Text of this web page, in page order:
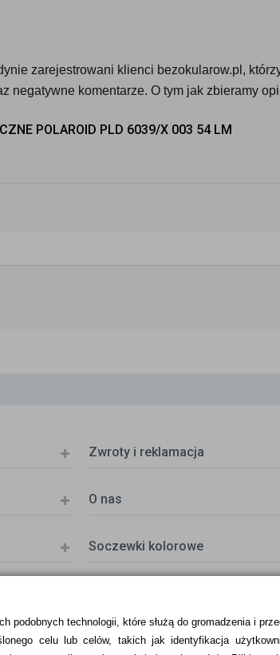
podobnych technologii, które służą do gromadzenia i
celu lub celów, takich jak identyfikacja
zarejestrowani klienci bezokularow.pl,
negatywne komentarze. O tym jak zbieramy
POLAROID PLD 6039/X 003 54 LM
Zwroty i reklamacja
O nas
Soczewki kolorowe
NA CIASTECZKA